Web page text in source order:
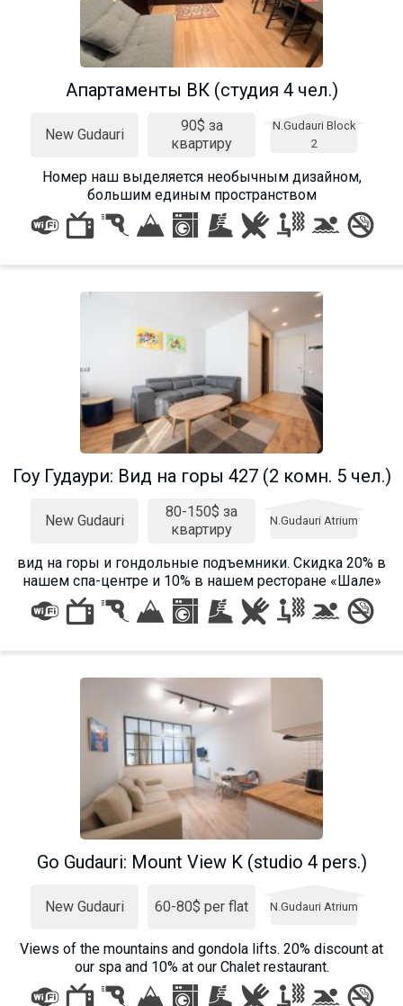
Апартаменты ВК (студия 4 чел.)
New Gudauri
90$ за
квартиру
N.Gudauri Block
2
Номер наш выделяется необычным дизайном,
большим единым пространством
Гоу Гудаури: Вид на горы 427 (2 комн. 5 чел.)
New Gudauri
80-150$ за
квартиру
N.Gudauri Atrium
вид на горы и гондольные подъемники. Cкидка 20% в
нашем спа-центре и 10% в нашем ресторане «Шале»
Go Gudauri: Mount View K (studio 4 pers.)
New Gudauri 60-80$ per flat N.Gudauri Atrium
Views of the mountains and gondola lifts. 20% discount at
our spa and 10% at our Chalet restaurant.